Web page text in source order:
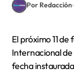
Por Redacción
El próximo 11 de febrero se conmemora el Día
Internacional de
fecha